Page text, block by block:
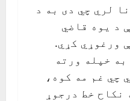
لري چي دی به د
د يوه قاضي
ورغوړي کړي.
به خپله ورته
چي غم مه کوه،
نکاح خط درجوړ